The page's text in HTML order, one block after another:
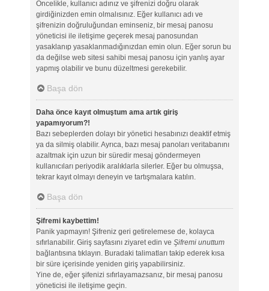
Öncelikle, kullanıcı adınız ve şifrenizi doğru olarak
girdiğinizden emin olmalısınız. Eğer kullanıcı adı ve
şifrenizin doğruluğundan eminseniz, bir mesaj panosu
yöneticisi ile iletişime geçerek mesaj panosundan
yasaklanıp yasaklanmadığınızdan emin olun. Eğer sorun bu
da değilse web sitesi sahibi mesaj panosu için yanlış ayar
yapmış olabilir ve bunu düzeltmesi gerekebilir.
Başa dön
Daha önce kayıt olmuştum ama artık giriş
yapamıyorum?!
Bazı sebeplerden dolayı bir yönetici hesabınızı deaktif etmiş
ya da silmiş olabilir. Ayrıca, bazı mesaj panoları veritabanını
azaltmak için uzun bir süredir mesaj göndermeyen
kullanıcıları periyodik aralıklarla silerler. Eğer bu olmuşsa,
tekrar kayıt olmayı deneyin ve tartışmalara katılın.
Başa dön
Şifremi kaybettim!
Panik yapmayın! Şifreniz geri getirelemese de, kolayca
sıfırlanabilir. Giriş sayfasını ziyaret edin ve Şifremi unuttum
bağlantısına tıklayın. Buradaki talimatları takip ederek kısa
bir süre içerisinde yeniden giriş yapabilirsiniz.
Yine de, eğer şifenizi sıfırlayamazsanız, bir mesaj panosu
yöneticisi ile iletişime geçin.